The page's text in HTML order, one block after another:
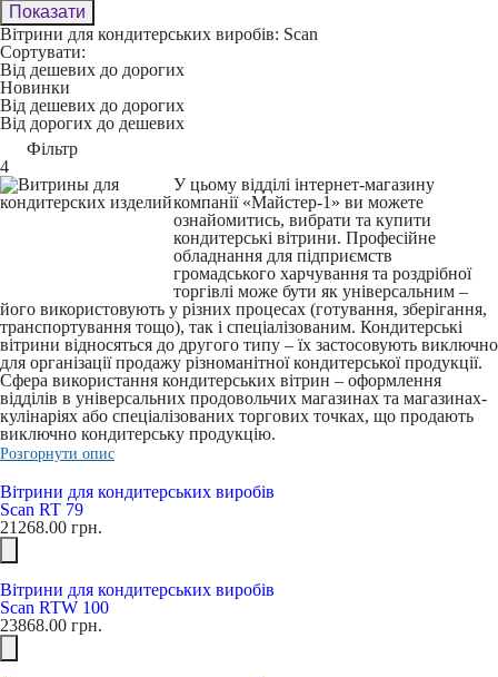
Показати
Вітрини для кондитерських виробів: Scan
Сортувати:
Від дешевих до дорогих
Новинки
Від дешевих до дорогих
Від дорогих до дешевих
Фільтр
4
У цьому відділі інтернет-магазину
компанії «Майстер-1» ви можете
ознайомитись, вибрати та купити
кондитерські вітрини. Професійне
обладнання для підприємств
громадського харчування та роздрібної
торгівлі може бути як універсальним –
його використовують у різних процесах (готування, зберігання,
транспортування тощо), так і спеціалізованим. Кондитерські
вітрини відносяться до другого типу – їх застосовують виключно
для організації продажу різноманітної кондитерської продукції.
Сфера використання кондитерських вітрин – оформлення
відділів в універсальних продовольчих магазинах та магазинах-
кулінаріях або спеціалізованих торгових точках, що продають
виключно кондитерську продукцію.
Розгорнути опис
Вітрини для кондитерських виробів
Scan RT 79
21268.00 грн.
Вітрини для кондитерських виробів
Scan RTW 100
23868.00 грн.